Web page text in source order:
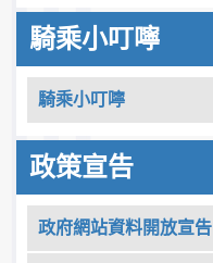
騎乘小叮嚀
騎乘小叮嚀
政策宣告
政府網站資料開放宣告